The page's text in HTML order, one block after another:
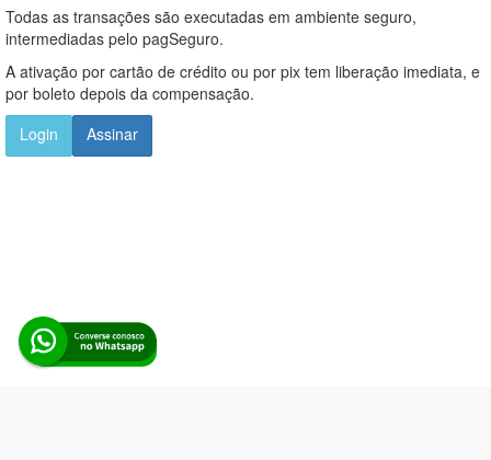
Todas as transações são executadas em ambiente seguro,
intermediadas pelo pagSeguro.
A ativação por cartão de crédito ou por pix tem liberação imediata, e
por boleto depois da compensação.
Login
Assinar